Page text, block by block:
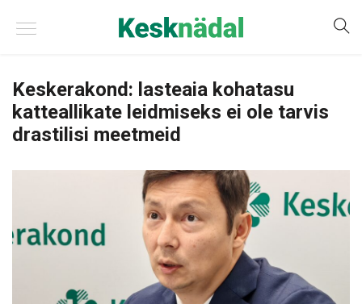
Keskerakond: lasteaia kohatasu
katteallikate leidmiseks ei ole tarvis
drastilisi meetmeid